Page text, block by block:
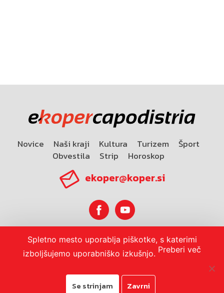
Novice Naši kraji Kultura Turizem
Šport
Obvestila
Strip Horoskop
ekoper@koper.si
Horoskop
Spletno mesto uporablja piškotke, s katerimi
izboljšujemo uporabniško izkušnjo. Preberi več
Se strinjam Zavrni